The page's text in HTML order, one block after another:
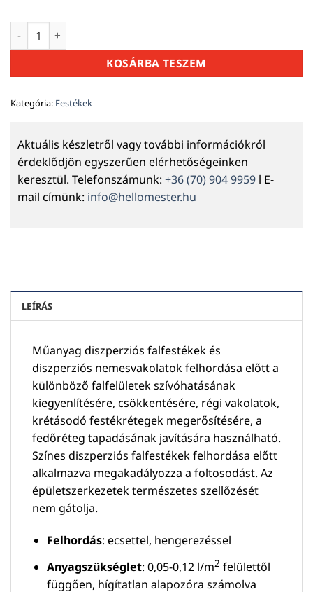
6490 Ft.
Inntaler diszperziós mélyalapozó 1:4 5L mennyiség
KOSÁRBA TESZEM
Kategória: Festékek
Aktuális készletről vagy további információkról
érdeklődjön egyszerűen elérhetőségeinken
keresztül. Telefonszámunk: +36 (70) 904 9959 l E-
mail címünk: info@hellomester.hu
LEÍRÁS
Műanyag diszperziós falfestékek és
diszperziós nemesvakolatok felhordása előtt a
különböző falfelületek szívóhatásának
kiegyenlítésére, csökkentésére, régi vakolatok,
krétásodó festékrétegek megerősítésére, a
fedőréteg tapadásának javítására használható.
Színes diszperziós falfestékek felhordása előtt
alkalmazva megakadályozza a foltosodást. Az
épületszerkezetek természetes szellőzését
nem gátolja.
Felhordás: ecsettel, hengerezéssel
Anyagszükséglet: 0,05-0,12 l/m2 felülettől
függően, hígítatlan alapozóra számolva